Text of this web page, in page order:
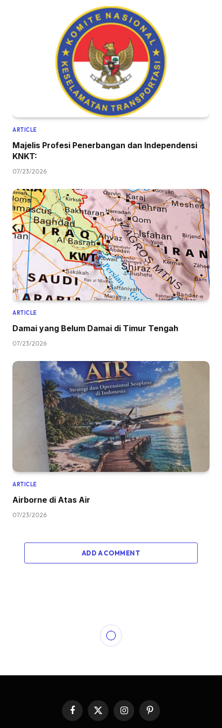
ARTICLE
Majelis Profesi Penerbangan dan Independensi
KNKT:
07/23/2026
ARTICLE
Damai yang Belum Damai di Timur Tengah
07/23/2026
ARTICLE
Airborne di Atas Air
07/23/2026
ADD A COMMENT
Darurat Perang Keputusan
Kontroversial Harry S.